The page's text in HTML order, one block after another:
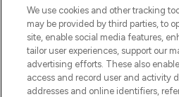
We use cookies and other tracking
may be provided by third parties, to
site, enable social media features,
tailor user experiences, support our
advertising efforts. These also
access and record user and activity
addresses and online identifiers,